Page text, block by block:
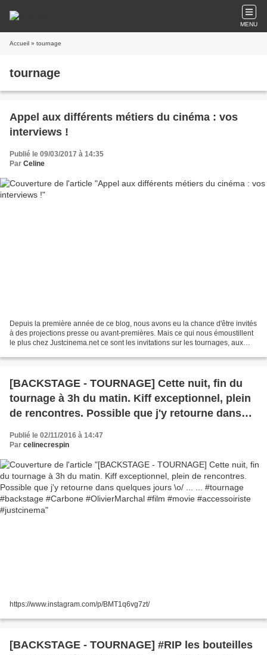
MENU
Accueil » tournage
tournage
Appel aux différents métiers du cinéma : vos
interviews !
Publié le 09/03/2017 à 14:35
Par Celine
Depuis la première année de ce blog, nous avons eu la chance d'être invités
à des projections presse ou avant-premières. Mais ce qui nous émoustillent
le plus chez Justcinema.net ce sont les invitations sur les tournages, aux
[BACKSTAGE - TOURNAGE] Cette nuit, fin du
tournage à 3h du matin. Kiff exceptionnel, plein
de rencontres. Possible que j'y retourne dans
#Carbone #OlivierMarchal #film #movie
Publié le 02/11/2016 à 14:47
Par celinecrespin
https://www.instagram.com/p/BMT1q6vg7zt/
[BACKSTAGE - TOURNAGE] #RIP les bouteilles